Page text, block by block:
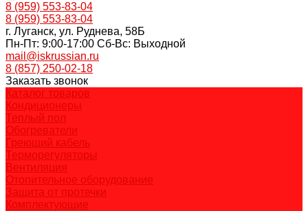
8 (959) 553-83-04
8 (959) 553-83-04
г. Луганск, ул. Руднева, 58Б
Пн-Пт: 9:00-17:00 Cб-Вс: Выходной
mail@iskrussian.ru
8 (857) 250-02-18
Заказать звонок
Каталог товаров
Кондиционеры
Теплый пол
Обогреватели
Греющий кабель
Терморегуляторы
Вентиляция
Отопительное оборудование
Защита от протечки
Комплектующие